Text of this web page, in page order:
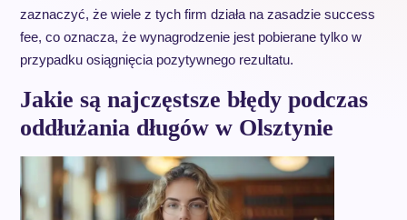
zaznaczyć, że wiele z tych firm działa na zasadzie success
fee, co oznacza, że wynagrodzenie jest pobierane tylko w
przypadku osiągnięcia pozytywnego rezultatu.
Jakie są najczęstsze błędy podczas
oddłużania długów w Olsztynie